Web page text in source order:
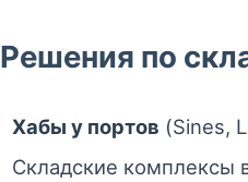
Решения по
Хабы у портов (Sines,
Складские комплексы